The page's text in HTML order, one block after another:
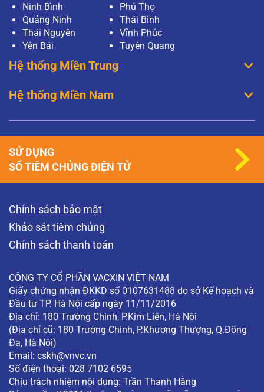
Ninh Bình
Phú Thọ
Quảng Ninh
Thái Bình
Thái Nguyên
Vĩnh Phúc
Yên Bái
Tuyên Quang
Hệ thống Miền Trung
Hệ thống Miền Nam
Chính sách bảo mật
Khảo sát tiêm chủng
Chính sách thanh toán
CÔNG TY CỔ PHẦN VACXIN VIỆT NAM
Giấy chứng nhận ĐKKD số 0107631488 do sở Kế hoạch và
Đầu tư TP. Hà Nội cấp ngày 11/11/2016
Địa chỉ: 180 Trường Chinh, P.Kim Liên, Hà Nội
(Địa chỉ cũ: 180 Trường Chinh, P.Khương Thượng, Q.Đống
Đa, Hà Nội)
Email: cskh@vnvc.vn
Số điện thoại: 028 7102 6595
Chịu trách nhiệm nội dung: Trần Thanh Hằng
SỬ DỤNG
SỔ TIÊM CHỦNG ĐIỆN TỬ